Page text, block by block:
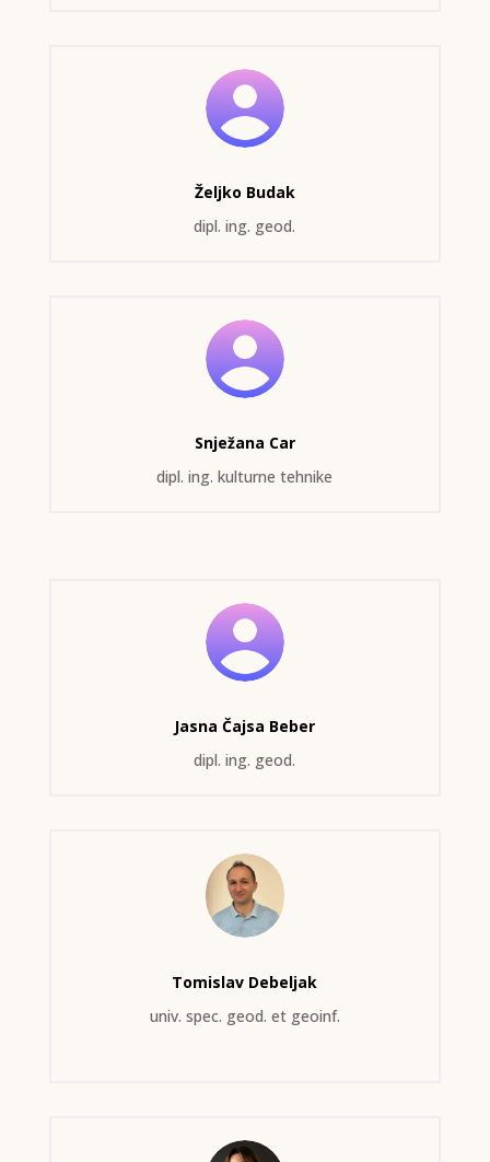
Željko Budak
dipl. ing. geod.
Snježana Car
dipl. ing. kulturne tehnike
Jasna Čajsa Beber
dipl. ing. geod.
Tomislav Debeljak
univ. spec. geod. et geoinf.